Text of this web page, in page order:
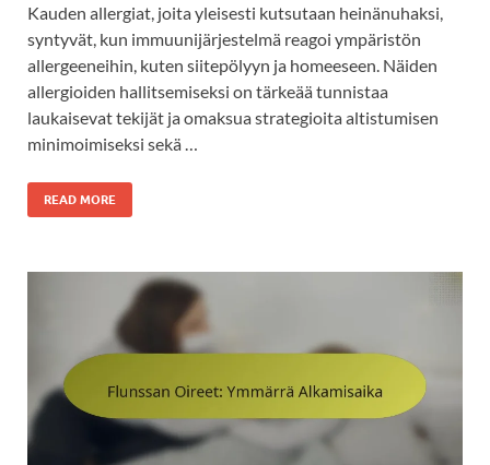
Kauden allergiat, joita yleisesti kutsutaan heinänuhaksi,
syntyvät, kun immuunijärjestelmä reagoi ympäristön
allergeeneihin, kuten siitepölyyn ja homeeseen. Näiden
allergioiden hallitsemiseksi on tärkeää tunnistaa
laukaisevat tekijät ja omaksua strategioita altistumisen
minimoimiseksi sekä …
READ MORE